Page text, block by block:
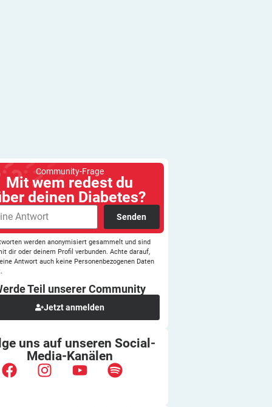
Community-Frage
Mit wem redest du
deinen Diabetes?
Senden
werden anonymisiert gesammelt und sind
dir oder deinem Profil verbunden. Achte darauf,
Antwort auch keine Personenbezogenen Daten
Teil unsererCommunity
Jetzt anmelden
uns auf unserenSocial-
Media-Kanälen